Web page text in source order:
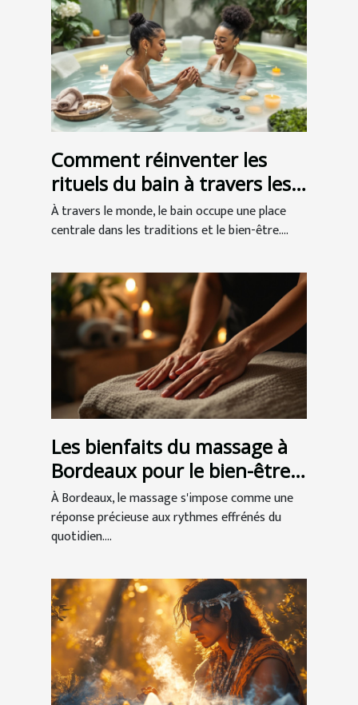
Comment réinventer les
rituels du bain à travers les
cultures ?
À travers le monde, le bain occupe une place
centrale dans les traditions et le bien-être....
Les bienfaits du massage à
Bordeaux pour le bien-être
et la santé
À Bordeaux, le massage s'impose comme une
réponse précieuse aux rythmes effrénés du
quotidien....